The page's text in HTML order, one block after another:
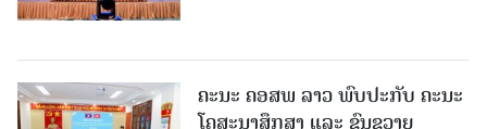
ຄະນະ ຄອສພ ລາວ ພົບປະກັບ ຄະນະ
ໂຄສະນາສຶກສາ ແລະ ຂົນຂວາຍ